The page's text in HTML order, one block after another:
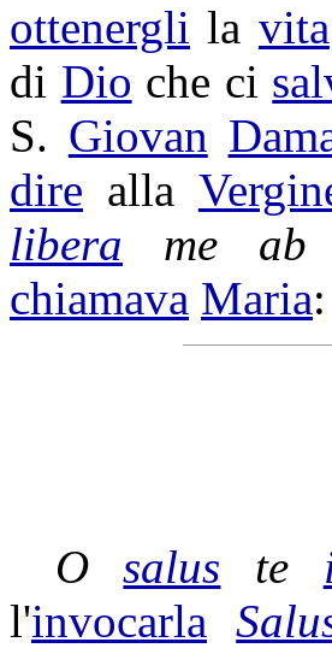
ottenergli la vita
di Dio che ci
S. Giovan
dire alla
libera me ab
chiamava Maria:
Osalus te
l'invocarla